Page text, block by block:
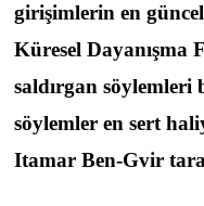
girişimlerin en
Küresel Dayanışma
saldırgan söylemleri
söylemler en sert
Itamar Ben-Gvir